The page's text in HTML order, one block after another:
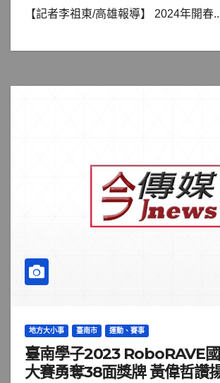
【記者李祖東/高雄報導】 2024年開春
地方大小事 臺南市 運動、賽事
臺南學子2023 RoboRAVE
大賽勇奪38面獎牌 黃偉哲讚